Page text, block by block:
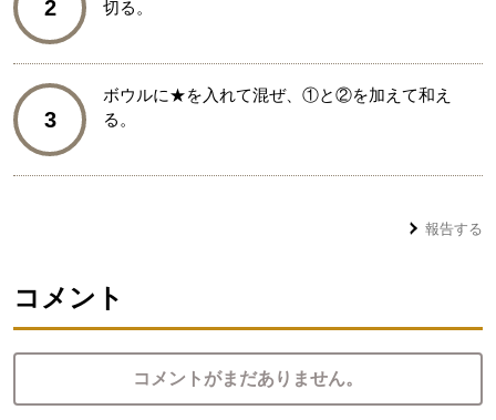
2 切る。
3
ボウルに★を入れて混ぜ、①と②を加えて和え
る。
報告する
コメント
コメントがまだありません。